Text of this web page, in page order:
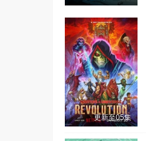
更新至05集